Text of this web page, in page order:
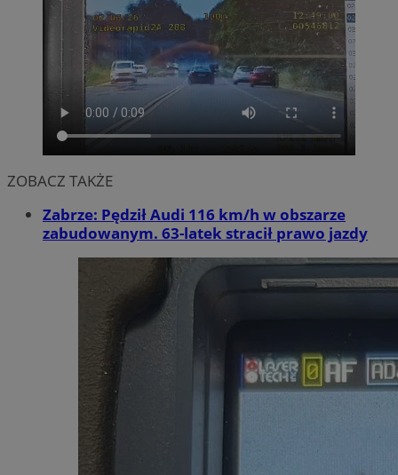
ZOBACZ TAKŻE
Zabrze: Pędził Audi 116 km/h w obszarze
zabudowanym. 63-latek stracił prawo jazdy